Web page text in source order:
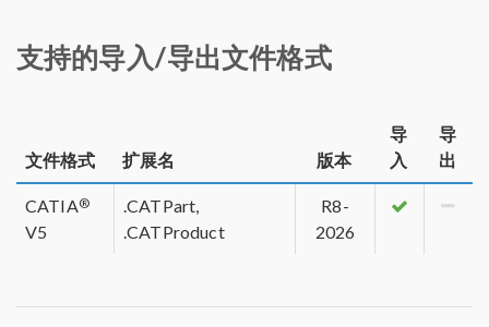
支持的导入/导出文件格式
文件格式 扩展名 版本
导
入
导
出
CATIA®
V5
.CATPart,
.CATProduct
R8-
2026